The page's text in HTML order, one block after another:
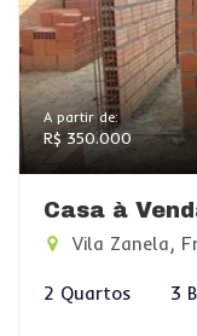
A partir de:
R$ 350.000
Casa à
Vila Zanela,
2 Quartos 3